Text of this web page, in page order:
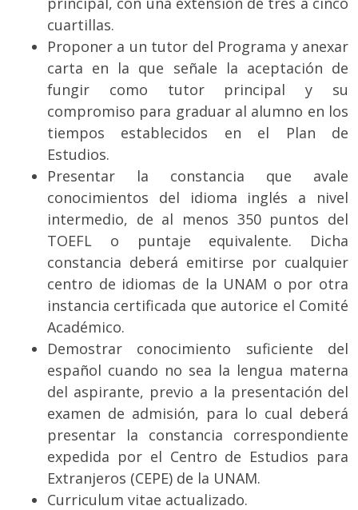
cuartillas.
Proponer a un tutor del Programa y anexar
carta en la que señale la aceptación de
fungir como tutor principal y su
compromiso para graduar al alumno en los
tiempos establecidos en el Plan de
Estudios.
Presentar la constancia que avale
conocimientos del idioma inglés a nivel
intermedio, de al menos 350 puntos del
TOEFL o puntaje equivalente. Dicha
constancia deberá emitirse por cualquier
centro de idiomas de la UNAM o por otra
instancia certificada que autorice el Comité
Académico.
Demostrar conocimiento suficiente del
español cuando no sea la lengua materna
del aspirante, previo a la presentación del
examen de admisión, para lo cual deberá
presentar la constancia correspondiente
expedida por el Centro de Estudios para
Extranjeros (CEPE) de la UNAM.
Curriculum vitae actualizado.